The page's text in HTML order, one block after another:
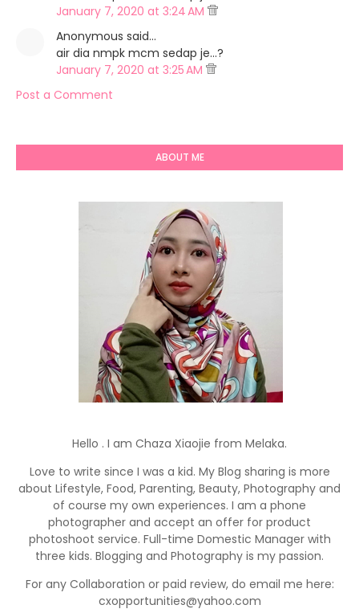
January 7, 2020 at 3:24 AM
Anonymous said…
air dia nmpk mcm sedap je...?
January 7, 2020 at 3:25 AM
Post a Comment
ABOUT ME
Hello . I am Chaza Xiaojie from Melaka.
Love to write since I was a kid. My Blog sharing is more
about Lifestyle, Food, Parenting, Beauty, Photography and
of course my own experiences. I am a phone
photographer and accept an offer for product
photoshoot service. Full-time Domestic Manager with
three kids. Blogging and Photography is my passion.
For any Collaboration or paid review, do email me here:
cxopportunities@yahoo.com